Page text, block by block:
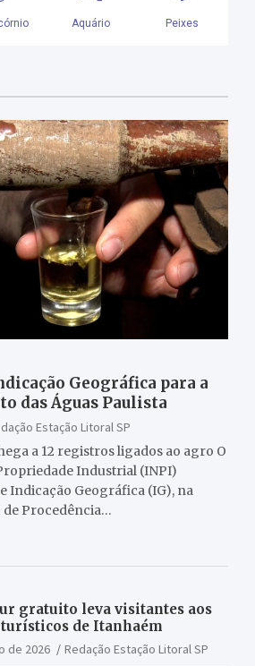
Geográfica para a
das Águas Paulista
Estação Litoral SP
a 12 registros ligados ao agro O
Industrial (INPI)
Indicação Geográfica (IG), na
de Procedência…
gratuito leva visitantes aos
de Itanhaém
de 2026 Redação Estação Litoral SP